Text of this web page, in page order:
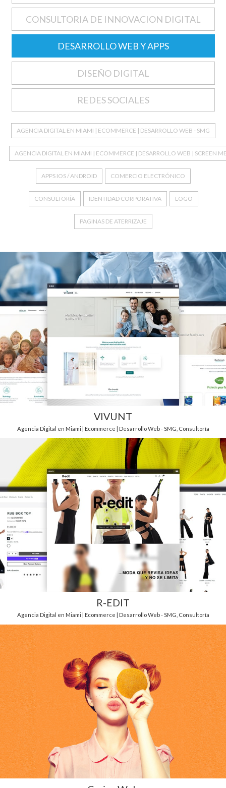
CONSULTORIA DE INNOVACION DIGITAL
DESARROLLO WEB Y APPS
DISEÑO DIGITAL
REDES SOCIALES
AGENCIA DIGITAL EN MIAMI | ECOMMERCE | DESARROLLO WEB - SMG
AGENCIA DIGITAL EN MIAMI | ECOMMERCE | DESARROLLO WEB | SCREEN
APPS IOS / ANDROID COMERCIO ELECTRÓNICO
CONSULTORÍA IDENTIDAD CORPORATIVA LOGO
PAGINAS DE ATERRIZAJE
VIVUNT
Agencia Digital en Miami | Ecommerce | Desarrollo Web - SMG Consultoría
R-EDIT
Agencia Digital en Miami | Ecommerce | Desarrollo Web - SMG Consultoría